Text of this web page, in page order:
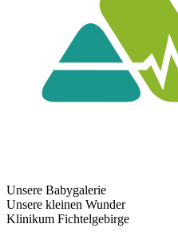
Unsere Babygalerie
Unsere kleinen Wunder
Klinikum Fichtelgebirge